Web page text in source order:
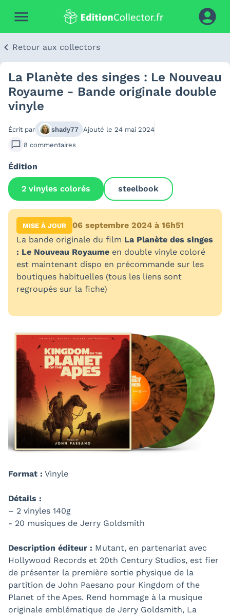
Retour aux collectors
La Planète des singes : Le Nouveau
Royaume - Bande originale double
vinyle
Écrit par shady77 Ajouté le 24 mai 2024
8 commentaires
Édition
2 vinyles colorés steelbook
MISE À JOUR
06 septembre 2024 à 16h51
La bande originale du film La Planète des singes
: Le Nouveau Royaume en double vinyle coloré
est maintenant dispo en précommande sur les
boutiques habituelles (tous les liens sont
regroupés sur la fiche)
Format : Vinyle
Détails :
– 2 vinyles 140g
- 20 musiques de Jerry Goldsmith
Description éditeur : Mutant, en partenariat avec
Hollywood Records et 20th Century Studios, est fier
de présenter la première sortie physique de la
partition de John Paesano pour Kingdom of the
Planet of the Apes. Rend hommage à la musique
originale emblématique de Jerry Goldsmith, La